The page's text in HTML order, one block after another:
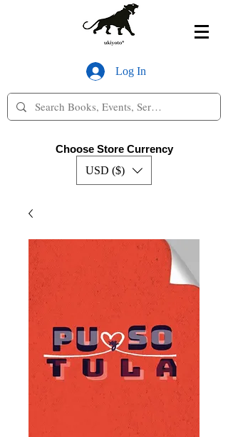
Log In
Choose Store Currency
USD ($)